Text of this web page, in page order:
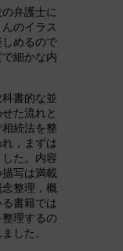
弁護士に
のイラス
しめるので
細かな内
書的な並
た流れと
続法を整
，まずは
た。内容
写は満載
整理，概
書籍では
理するの
した。